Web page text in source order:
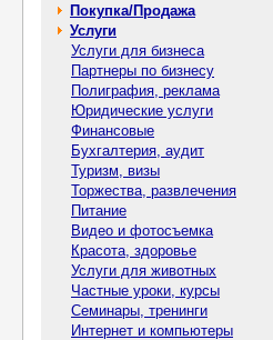
Покупка/Продажа
Услуги
Услуги для бизнеса
Партнеры по бизнесу
Полиграфия, реклама
Юридические услуги
Финансовые
Бухгалтерия, аудит
Туризм, визы
Торжества, развлечения
Питание
Видео и фотосъемка
Красота, здоровье
Услуги для животных
Частные уроки, курсы
Семинары, тренинги
Интернет и компьютеры